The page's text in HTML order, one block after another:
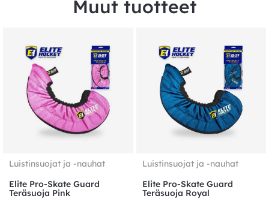
Muut tuotteet
Luistinsuojat ja -nauhat
Elite Pro-Skate Guard
Teräsuoja Pink
Luistinsuojat ja -nauhat
Elite Pro-Skate Guard
Teräsuoja Royal